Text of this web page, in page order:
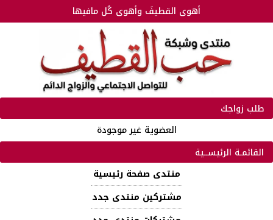
أهوى القطيفَ وأهوى كُل مافيها
طلب زواجك
العضوية غير موجودة
القائمـة الرئيســية
منتدى صفحة رئيسية
مشتركين منتدى جدد